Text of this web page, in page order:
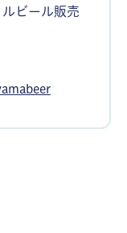
ビール販売